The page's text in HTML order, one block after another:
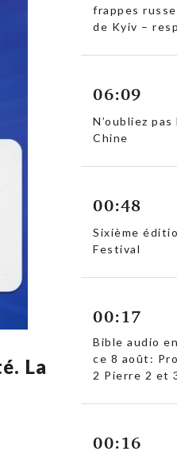
La
frappes
de Kyiv –
06:09
N’oubliez
Chine
00:48
Sixième
Festival
00:17
Bible audio
ce 8 août:
2 Pierre 2 et
00:16